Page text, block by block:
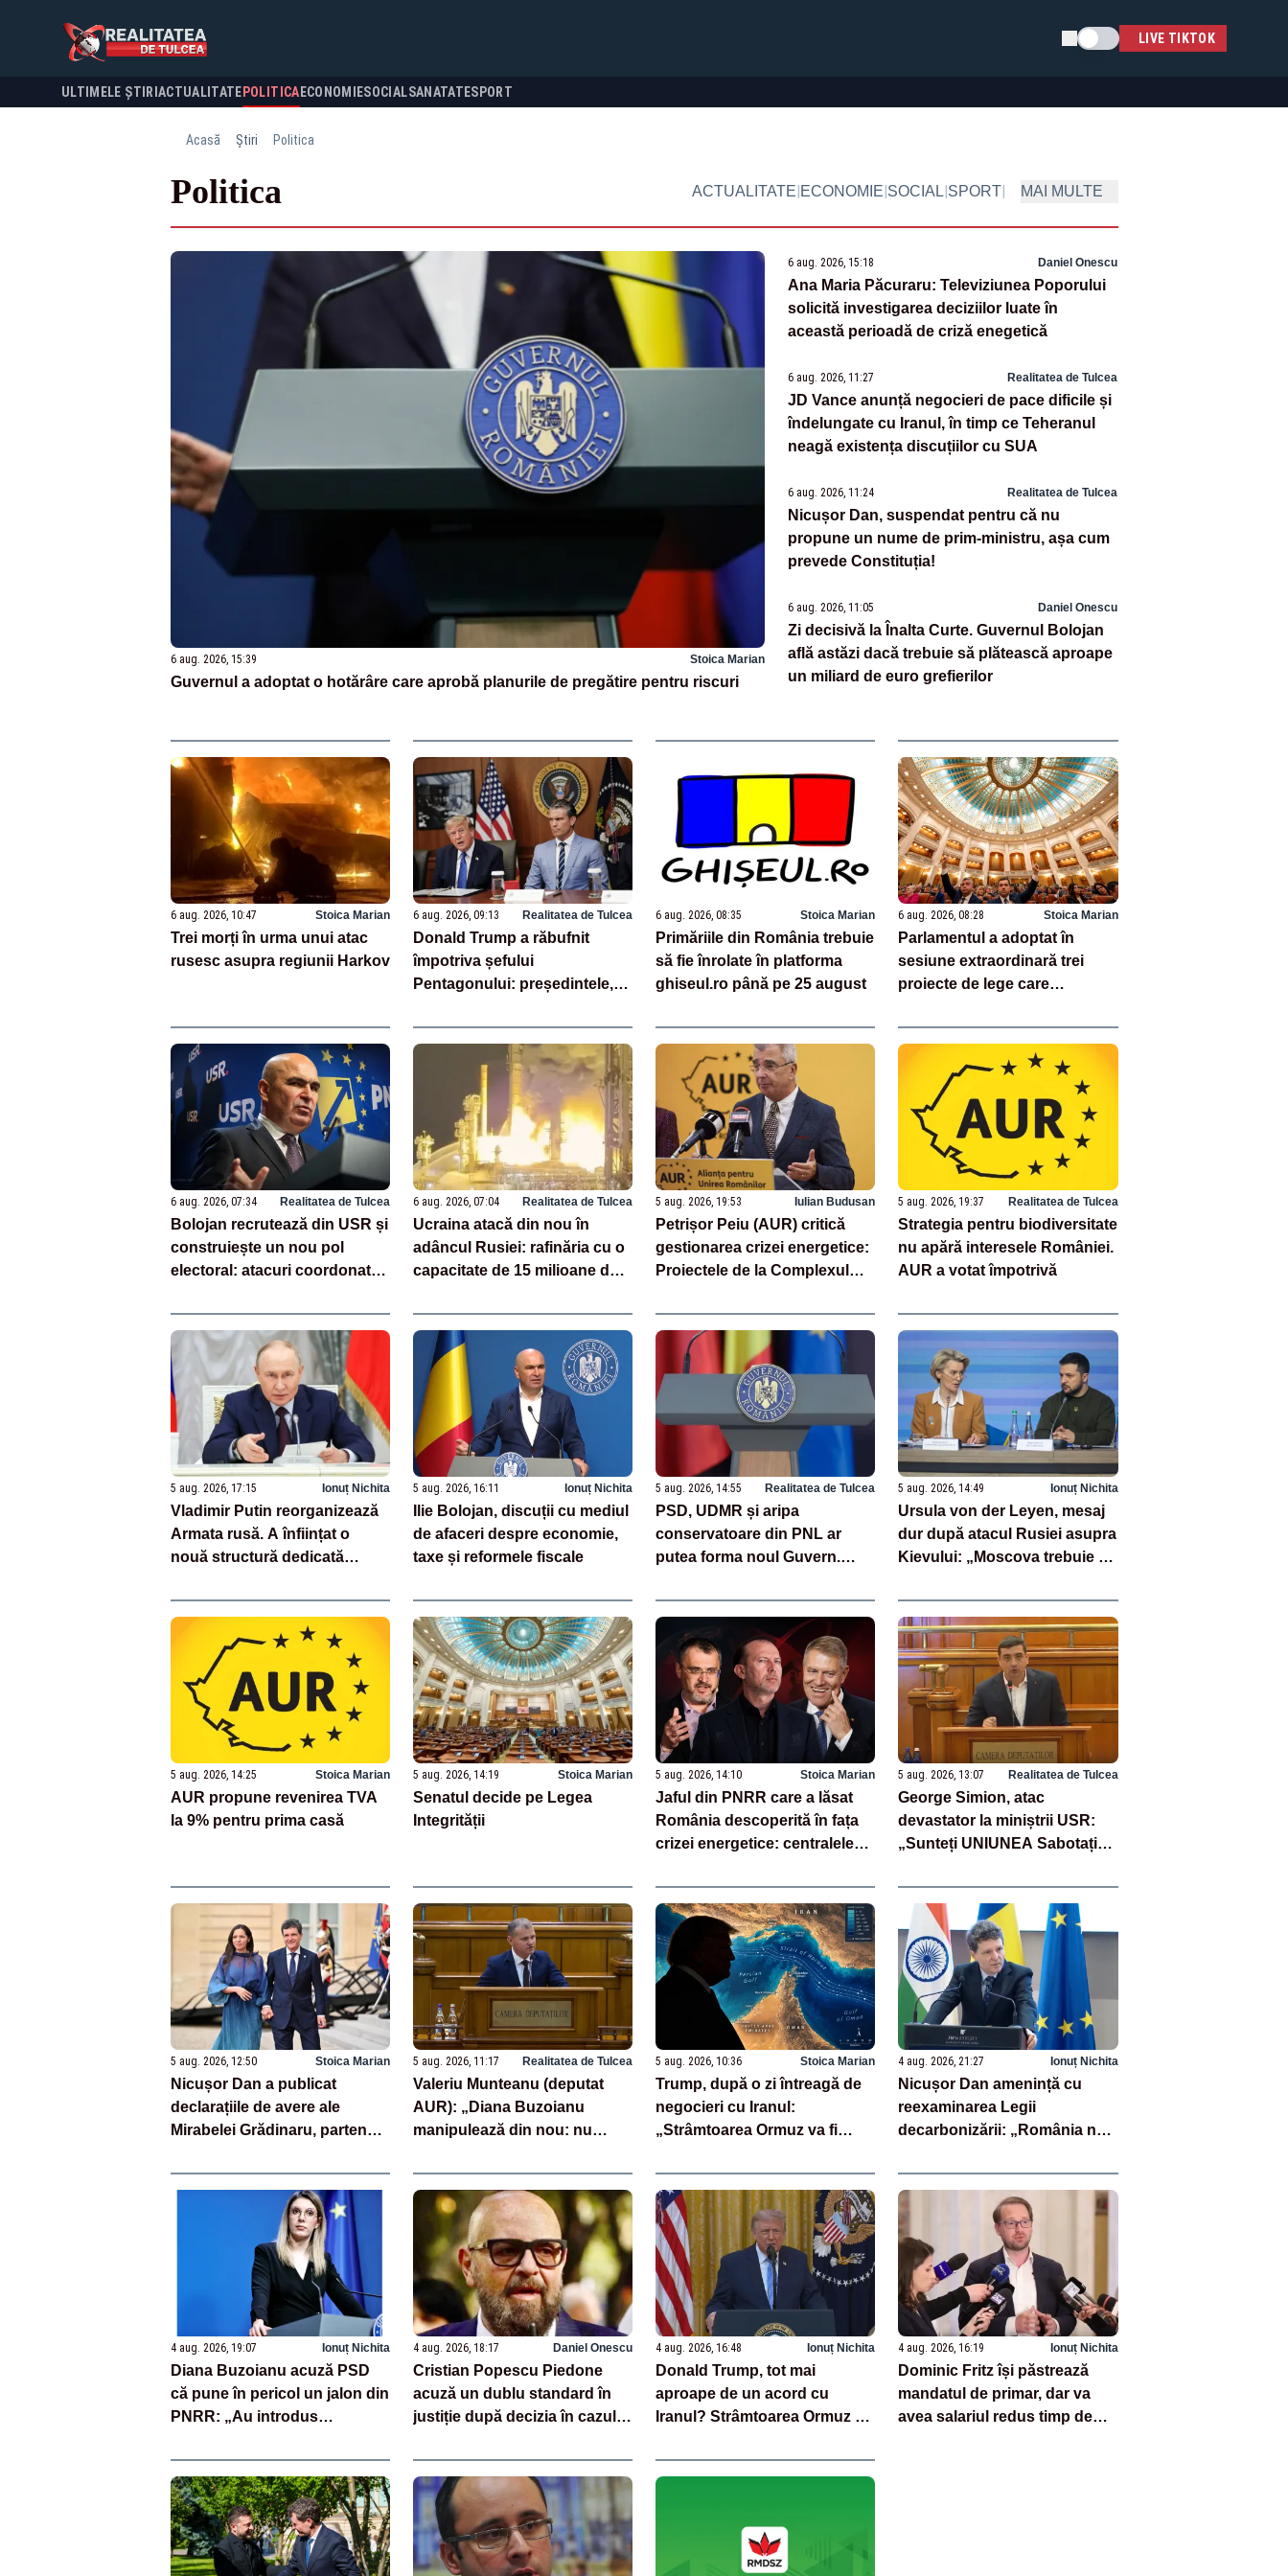
Schimba temaLIVE TIKTOK
ULTIMELE ȘTIRI ACTUALITATE POLITICA ECONOMIESOCIALSANATATESPORT
Acasă Știri Politica
Politica ACTUALITATE|ECONOMIE|SOCIAL|SPORT| MAI MULTE
6 aug. 2026, 15:39 Stoica Marian
Guvernul a adoptat o hotărâre care aprobă planurile de pregătire pentru riscuri
6 aug. 2026, 15:18 Daniel Onescu
Ana Maria Păcuraru: Televiziunea Poporului
solicită investigarea deciziilor luate în
această perioadă de criză enegetică
6 aug. 2026, 11:27 Realitatea de Tulcea
JD Vance anunță negocieri de pace dificile și
îndelungate cu Iranul, în timp ce Teheranul
neagă existența discuțiilor cu SUA
6 aug. 2026, 11:24 Realitatea de Tulcea
Nicușor Dan, suspendat pentru că nu
propune un nume de prim-ministru, așa cum
prevede Constituția!
6 aug. 2026, 11:05 Daniel Onescu
Zi decisivă la Înalta Curte. Guvernul Bolojan
află astăzi dacă trebuie să plătească aproape
un miliard de euro grefierilor
6 aug. 2026, 10:47 Stoica Marian
Trei morți în urma unui atac
rusesc asupra regiunii Harkov
6 aug. 2026, 09:13 Realitatea de Tulcea
Donald Trump a răbufnit
împotriva șefului
Pentagonului: președintele,
penuria de rachete – SURSE
6 aug. 2026, 08:35 Stoica Marian
Primăriile din România trebuie
să fie înrolate în platforma
ghiseul.ro până pe 25 august
6 aug. 2026, 08:28 Stoica Marian
Parlamentul a adoptat în
sesiune extraordinară trei
proiecte de lege care
6 aug. 2026, 07:34 Realitatea de Tulcea
Bolojan recrutează din USR și
construiește un nou pol
electoral: atacuri coordonate
6 aug. 2026, 07:04 Realitatea de Tulcea
Ucraina atacă din nou în
adâncul Rusiei: rafinăria cu o
capacitate de 15 milioane de
două nopți la rând
5 aug. 2026, 19:53 Iulian Budusan
Petrișor Peiu (AUR) critică
gestionarea crizei energetice:
Proiectele de la Complexul
în birocrație și restricții
legislative
5 aug. 2026, 19:37 Realitatea de Tulcea
Strategia pentru biodiversitate
nu apără interesele României.
AUR a votat împotrivă
5 aug. 2026, 17:15 Ionuț Nichita
Vladimir Putin reorganizează
Armata rusă. A înființat o
nouă structură dedicată
5 aug. 2026, 16:11 Ionuț Nichita
Ilie Bolojan, discuții cu mediul
de afaceri despre economie,
taxe și reformele fiscale
5 aug. 2026, 14:55 Realitatea de Tulcea
PSD, UDMR și aripa
conservatoare din PNL ar
putea forma noul Guvern.
Cotroceni săptămâna viitoare
- SURSE
5 aug. 2026, 14:49 Ionuț Nichita
Ursula von der Leyen, mesaj
dur după atacul Rusiei asupra
Kievului: „Moscova trebuie să
5 aug. 2026, 14:25 Stoica Marian
AUR propune revenirea TVA
la 9% pentru prima casă
5 aug. 2026, 14:19 Stoica Marian
Senatul decide pe Legea
Integrității
5 aug. 2026, 14:10 Stoica Marian
Jaful din PNRR care a lăsat
România descoperită în fața
crizei energetice: centralele
fără să fie înlocuite
5 aug. 2026, 13:07 Realitatea de Tulcea
George Simion, atac
devastator la miniștrii USR:
„Sunteți UNIUNEA Sabotați
5 aug. 2026, 12:50 Stoica Marian
Nicușor Dan a publicat
declarațiile de avere ale
Mirabelei Grădinaru, partenera
5 aug. 2026, 11:17 Realitatea de Tulcea
Valeriu Munteanu (deputat
AUR): „Diana Buzoianu
manipulează din nou: nu
europeană care să impună
României 30% arii protejate și
10% protecție strictă”
5 aug. 2026, 10:36 Stoica Marian
Trump, după o zi întreagă de
negocieri cu Iranul:
„Strâmtoarea Ormuz va fi
4 aug. 2026, 21:27 Ionuț Nichita
Nicușor Dan amenință cu
reexaminarea Legii
decarbonizării: „România nu
PNRR”
4 aug. 2026, 19:07 Ionuț Nichita
Diana Buzoianu acuză PSD
că pune în pericol un jalon din
PNRR: „Au introdus
4 aug. 2026, 18:17 Daniel Onescu
Cristian Popescu Piedone
acuză un dublu standard în
justiție după decizia în cazul
mine trei ani interdicție, pentru
el o reducere de 10%”
4 aug. 2026, 16:48 Ionuț Nichita
Donald Trump, tot mai
aproape de un acord cu
Iranul? Strâmtoarea Ormuz ar
4 aug. 2026, 16:19 Ionuț Nichita
Dominic Fritz își păstrează
mandatul de primar, dar va
avea salariul redus timp de